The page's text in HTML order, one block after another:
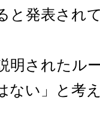
と発表され
明されたル
ない」と考